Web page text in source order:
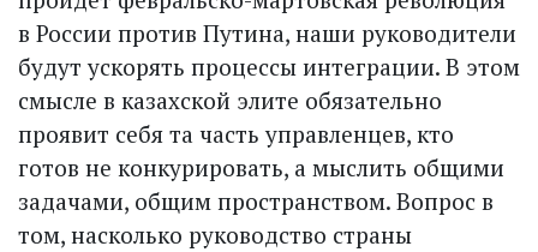
в России против Путина, наши руководители
будут ускорять процессы интеграции. В этом
смысле в казахской элите обязательно
проявит себя та часть управленцев, кто
готов не конкурировать, а мыслить общими
задачами, общим пространством. Вопрос в
том, насколько руководство страны